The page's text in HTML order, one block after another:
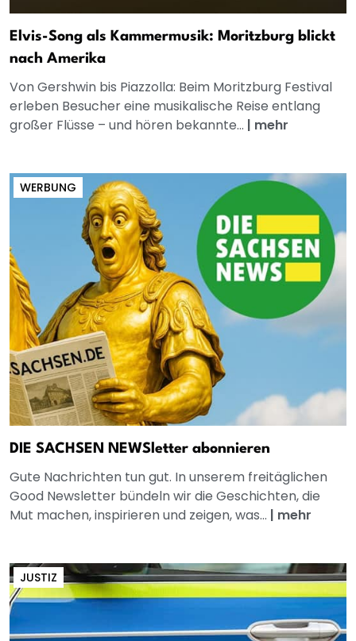
Elvis-Song als Kammermusik: Moritzburg blickt
nach Amerika
Von Gershwin bis Piazzolla: Beim Moritzburg Festival
erleben Besucher eine musikalische Reise entlang
großer Flüsse – und hören bekannte... | mehr
WERBUNG
DIE SACHSEN NEWSletter abonnieren
Gute Nachrichten tun gut. In unserem freitäglichen
Good Newsletter bündeln wir die Geschichten, die
Mut machen, inspirieren und zeigen, was... | mehr
JUSTIZ